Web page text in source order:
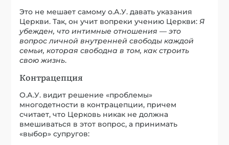
Это не мешает самому о.А.У. давать указания
Церкви. Так, он учит вопреки учению Церкви:Я
убежден, что интимные отношения — это
вопрос личной внутренней свободы каждой
семьи, которая свободна в том, как строить
свою жизнь.
Контрацепция
О.А.У. видит решение «проблемы»
многодетности в контрацепции, причем
считает, что Церковь никак не должна
вмешиваться в этот вопрос, а принимать
«выбор» супругов: